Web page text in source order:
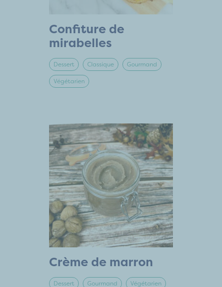
Confiture de
mirabelles
Dessert Classique Gourmand
Végétarien
Crème de marron
Dessert Gourmand Végétarien